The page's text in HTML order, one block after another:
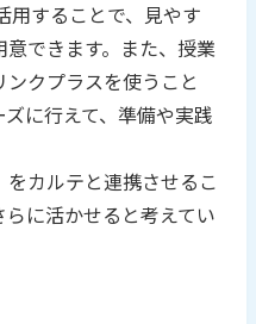
用することで、見やす
できます。また、授業
クプラスを使うこと
に行えて、準備や実践
カルテと連携させるこ
に活かせると考えてい